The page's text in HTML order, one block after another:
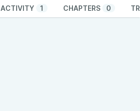
ACTIVITY 1 CHAPTERS 0